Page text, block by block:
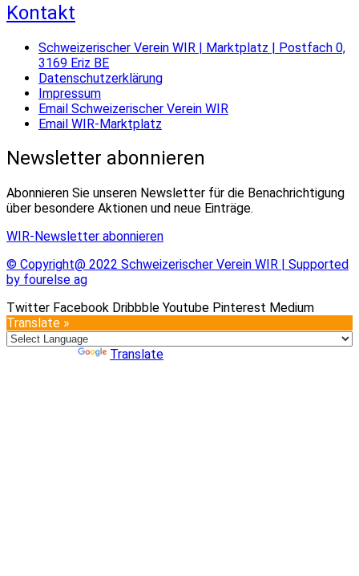
Kontakt
Schweizerischer Verein WIR | Marktplatz | Postfach 0,
3169 Eriz BE
Datenschutzerklärung
Impressum
Email Schweizerischer Verein WIR
Email WIR-Marktplatz
Newsletter abonnieren
Abonnieren Sie unseren Newsletter für die Benachrichtigung
über besondere Aktionen und neue Einträge.
WIR-Newsletter abonnieren
© Copyright@ 2022 Schweizerischer Verein WIR | Supported
by fourelse ag
Twitter Facebook Dribbble Youtube Pinterest Medium
Translate »
Translate